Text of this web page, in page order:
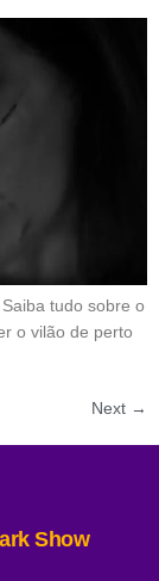
tudo sobre o
o vilão de perto
Next →
Show